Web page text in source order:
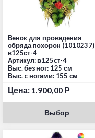
Венок для проведения
обряда похорон (1010237)
в125ст-4
Артикул: в125ст-4
Выс. без ног: 125 см
Выс. c ногами: 155 см
Цена: 1.900,00 Р
Выбор